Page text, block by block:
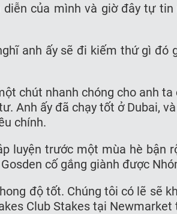
của mình và giờ đây tự
anh ấy sẽ đi kiếm thứ gì đó
chút nhanh chóng cho anh
Anh ấy đã chạy tốt ở Dubai,
chính.
luyện trước một mùa hè bận
cố gắng giành được
độ tốt. Chúng tôi có lẽ sẽ
Club Stakes tại Newmarket